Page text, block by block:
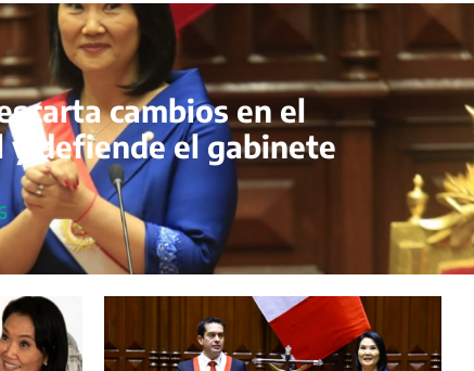
cambios en el
y defiende el gabinete